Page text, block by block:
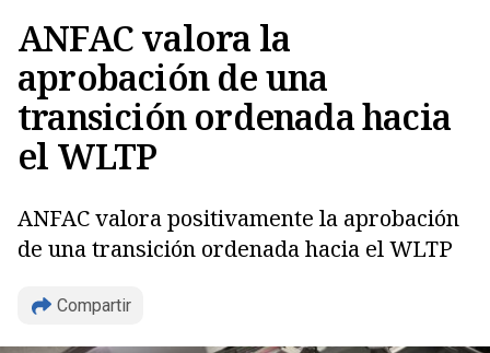
ANFAC valora la
aprobación de una
transición ordenada hacia
el WLTP
ANFAC valora positivamente la aprobación
de una transición ordenada hacia el WLTP
Compartir